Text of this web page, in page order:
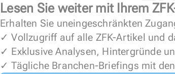
Lesen Sie weiter mit Ihrem
Erhalten Sie uneingeschränkten
✓ Vollzugriff auf alle ZFK-Artikel und
✓ Exklusive Analysen, Hintergründe
✓ Tägliche Branchen-Briefings mit